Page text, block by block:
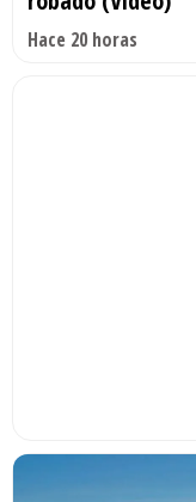
Hace 20 horas